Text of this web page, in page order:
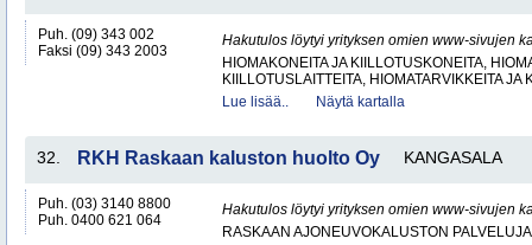
Puh. (09) 343 002
Faksi (09) 343 2003
Hakutulos löytyi yrityksen omien www-sivujen
HIOMAKONEITA JA KIILLOTUSKONEITA,
KIILLOTUSLAITTEITA, HIOMATARVIKKEITA JA
Lue lisää..
Näytä kartalla
32. RKH Raskaan kaluston huolto Oy KANGASALA
Puh. (03) 3140 8800
Puh. 0400 621 064
Hakutulos löytyi yrityksen omien www-sivujen
RASKAAN AJONEUVOKALUSTON